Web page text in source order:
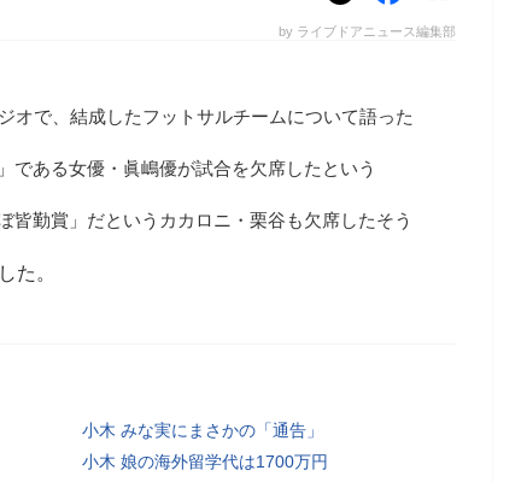
by ライブドアニュース編集部
オで、結成したフットサルチームについて語った
である女優・眞嶋優が試合を欠席したという
皆勤賞」だというカカロニ・栗谷も欠席したそう
た。
小木 みな実にまさかの「通告」
小木 娘の海外留学代は1700万円